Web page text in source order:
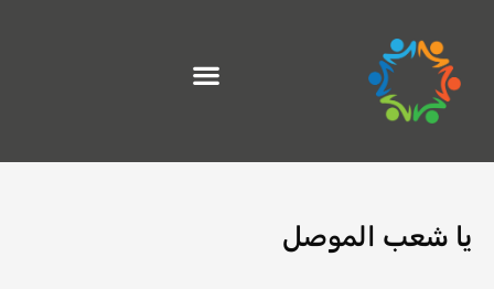
المحتوى
يا شعب الموصل